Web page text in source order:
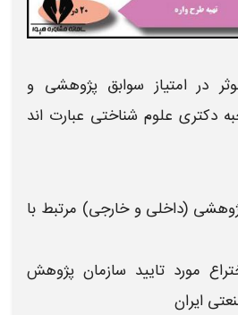
درامتیاز سوابق پژوهشی و
دکتری علوم شناختی عبارت اند
(داخلی و خارجی) مرتبط با
مورد تایید سازمان پژوهش
ایران